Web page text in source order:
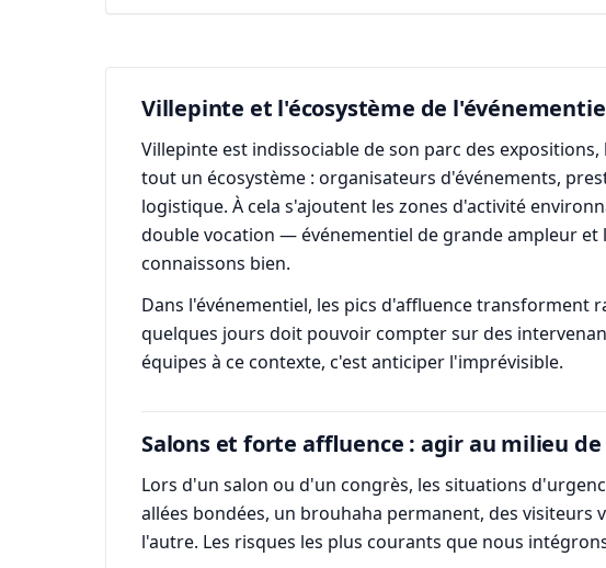
Villepinte et l'écosystème de
Villepinte est indissociable de son parc des
tout un écosystème : organisateurs d'événements,
logistique. À cela s'ajoutent les zones d'activité
double vocation — événementiel de grande ampleur
connaissons bien.
Dans l'événementiel, les pics d'affluence transforment
quelques jours doit pouvoir compter sur des
équipes à ce contexte, c'est anticiper l'imprévisible.
Salons et forte affluence : agir au milieu
Lors d'un salon ou d'un congrès, les situations
allées bondées, un brouhaha permanent, des
l'autre. Les risques les plus courants que nous